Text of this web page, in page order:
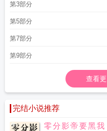
第3部分
第5部分
第7部分
第9部分
查看更
完结小说推荐
零分影帝要黑我